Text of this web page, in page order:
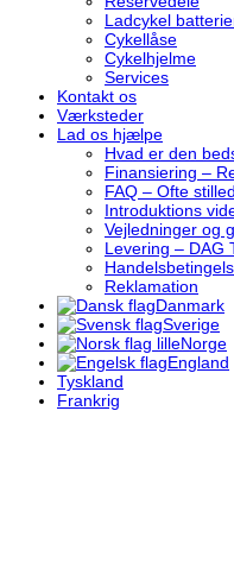
Ladcykel
Cykellåse
Cykelhjelme
Services
Kontakt os
Værksteder
Lad os hjælpe
Hvad er den
Finansiering –
FAQ – Ofte
Introduktions
Vejledninger og
Levering – DAG
Reklamation
Danmark
Sverige
Norge
England
Tyskland
Frankrig